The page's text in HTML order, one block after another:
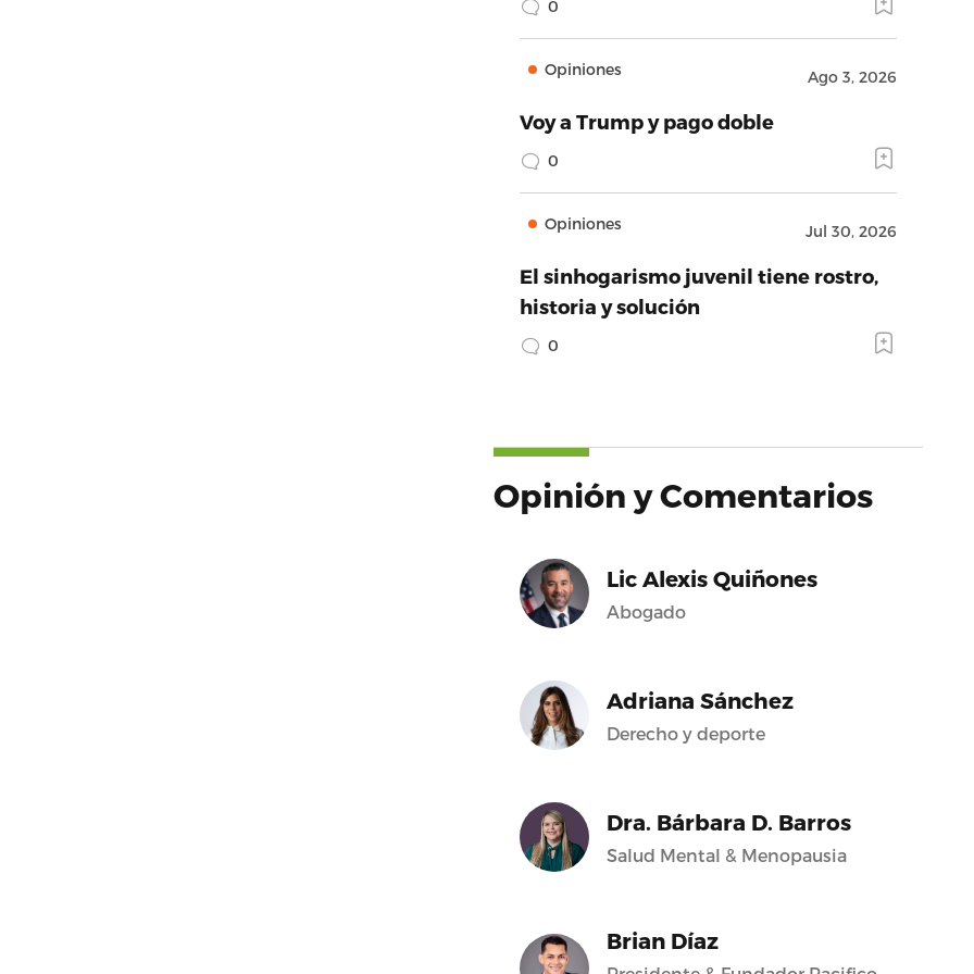
0
Opiniones Ago 3, 2026
Voy a Trump y pago doble
0
Opiniones Jul 30, 2026
El sinhogarismo juvenil tiene rostro,
historia y solución
0
Opinión y Comentarios
Lic Alexis Quiñones
Abogado
Adriana Sánchez
Derecho y deporte
Dra. Bárbara D. Barros
Salud Mental & Menopausia
Brian Díaz